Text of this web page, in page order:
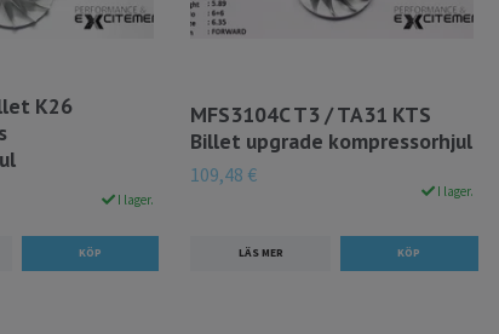
K26
I lager.
MFS3104C T3 / TA31 KTS
Billet upgrade kompressorhjul
109,48 €
I lager.
LÄS MER